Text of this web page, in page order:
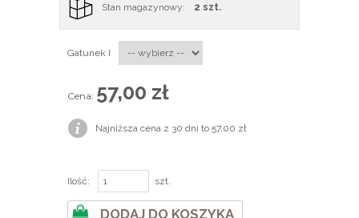
Stan magazynowy: 2 szt.
Gatunek I
Cena: 57,00 zł
Najniższa cena z 30 dni to 57,00 zł
Ilość: szt.
DODAJ DO KOSZYKA